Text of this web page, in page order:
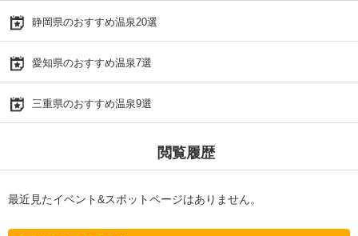
静岡県のおすすめ温泉20選
愛知県のおすすめ温泉7選
三重県のおすすめ温泉9選
閲覧履歴
最近見たイベント&スポットページはありません。